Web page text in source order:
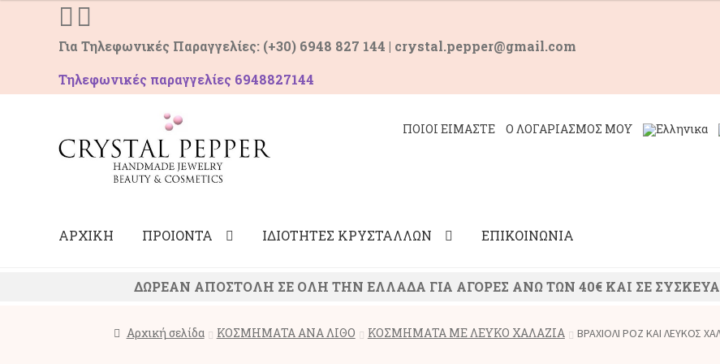
Για Τηλεφωνικές Παραγγελίες: (+30) 6948 827 144 | crystal.pepper@gmail.com
Τηλεφωνικές παραγγελίες 6948827144
μετάβαση
στην
πλοήγηση
σε
περιεχόμενο
ΠΟΙΟΙ ΕΙΜΑΣΤΕ Ο ΛΟΓΑΡΙΑΣΜΟΣ ΜΟΥ
ΑΡΧΙΚΗ ΠΡΟΙΟΝΤΑ ΙΔΙΟΤΗΤΕΣ ΚΡΥΣΤΑΛΛΩΝ ΕΠΙΚΟΙΝΩΝΙΑ
ΔΩΡΕΑΝ ΑΠΟΣΤΟΛΗ ΣΕ ΟΛΗ ΤΗΝ ΕΛΛΑΔΑ ΓΙΑ ΑΓΟΡΕΣ ΑΝΩ ΤΩΝ 40€ ΚΑΙ ΣΕ
Αρχική σελίδα ΚΟΣΜΗΜΑΤΑ ΑΝΑ ΛΙΘΟ ΚΟΣΜΗΜΑΤΑ ΜΕ ΛΕΥΚΟ ΧΑΛΑΖΙΑ ΒΡΑΧΙΟΛΙ ΡΟΖ ΚΑΙ ΛΕΥΚΟΣ
35,90 €.